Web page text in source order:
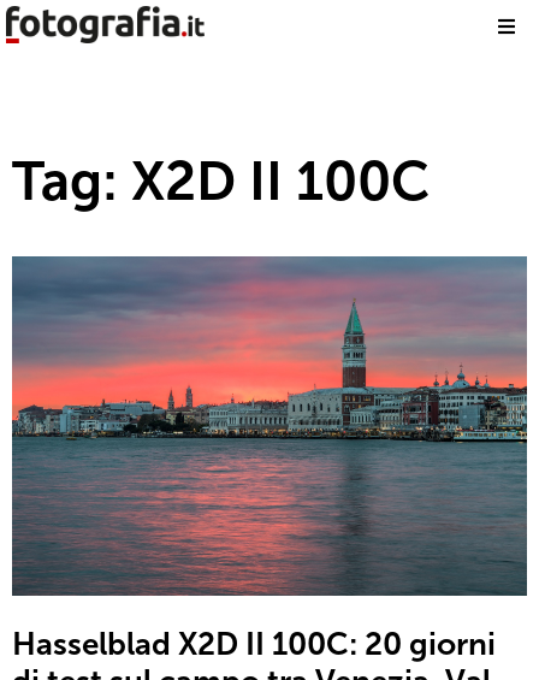
Tag: X2D II 100C
Hasselblad X2D II 100C: 20 giorni